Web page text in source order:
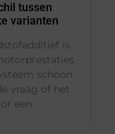
tussen
varianten
is
schoon
vraag of het
een